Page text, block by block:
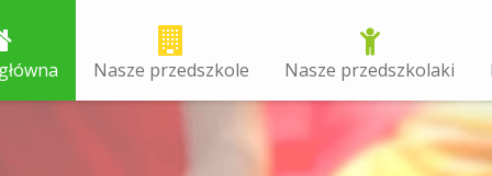
Nasze przedszkole Nasze przedszkolaki